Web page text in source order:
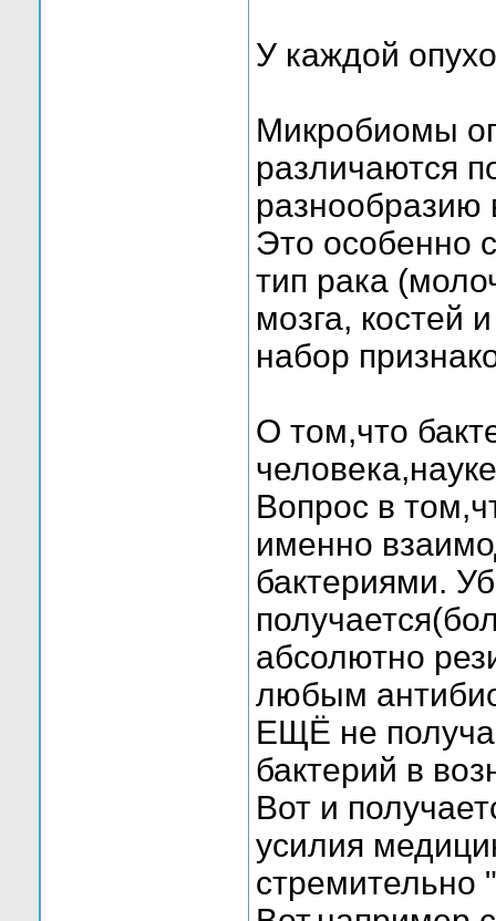
У каждой
Микробиомы
различаются
разнообразию
Это особенно
тип рака
мозга, костей
набор
О том,что
Вопрос в
именно
бактериями.
абсолютно
любым
ЕЩЁ не
бактерий в
Вот и
усилия
стремительно